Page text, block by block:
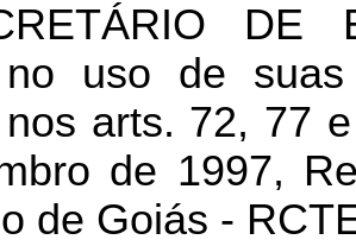
DE
no uso de
arts. 72, 77
de 1997,
de Goiás -